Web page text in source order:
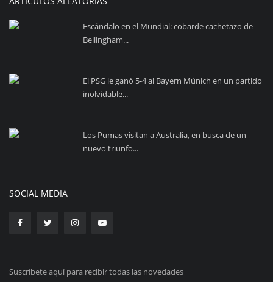
Escándalo en el Mundial: cobarde cachetazo de
Bellingham...
El PSG le ganó 5-4 al Bayern Múnich en un partido
inolvidable...
Los Pumas visitan a Australia, en busca de un
nuevo triunfo...
SOCIAL MEDIA
Suscríbete aquí para recibir todas las novedades